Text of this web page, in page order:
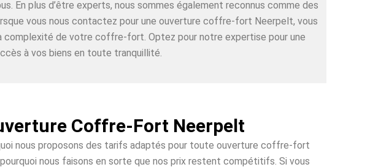
En plus d’être experts, nous sommes également reconnus comme des
vous nous contactez pour une ouverture coffre-fort Neerpelt, vous
complexité de votre coffre-fort. Optez pour notre expertise pour une
à vos biens en toute tranquillité.
Coffre-Fort Neerpelt
nous proposons des tarifs adaptés pour toute ouverture coffre-fort
nous faisons en sorte que nos prix restent compétitifs. Si vous